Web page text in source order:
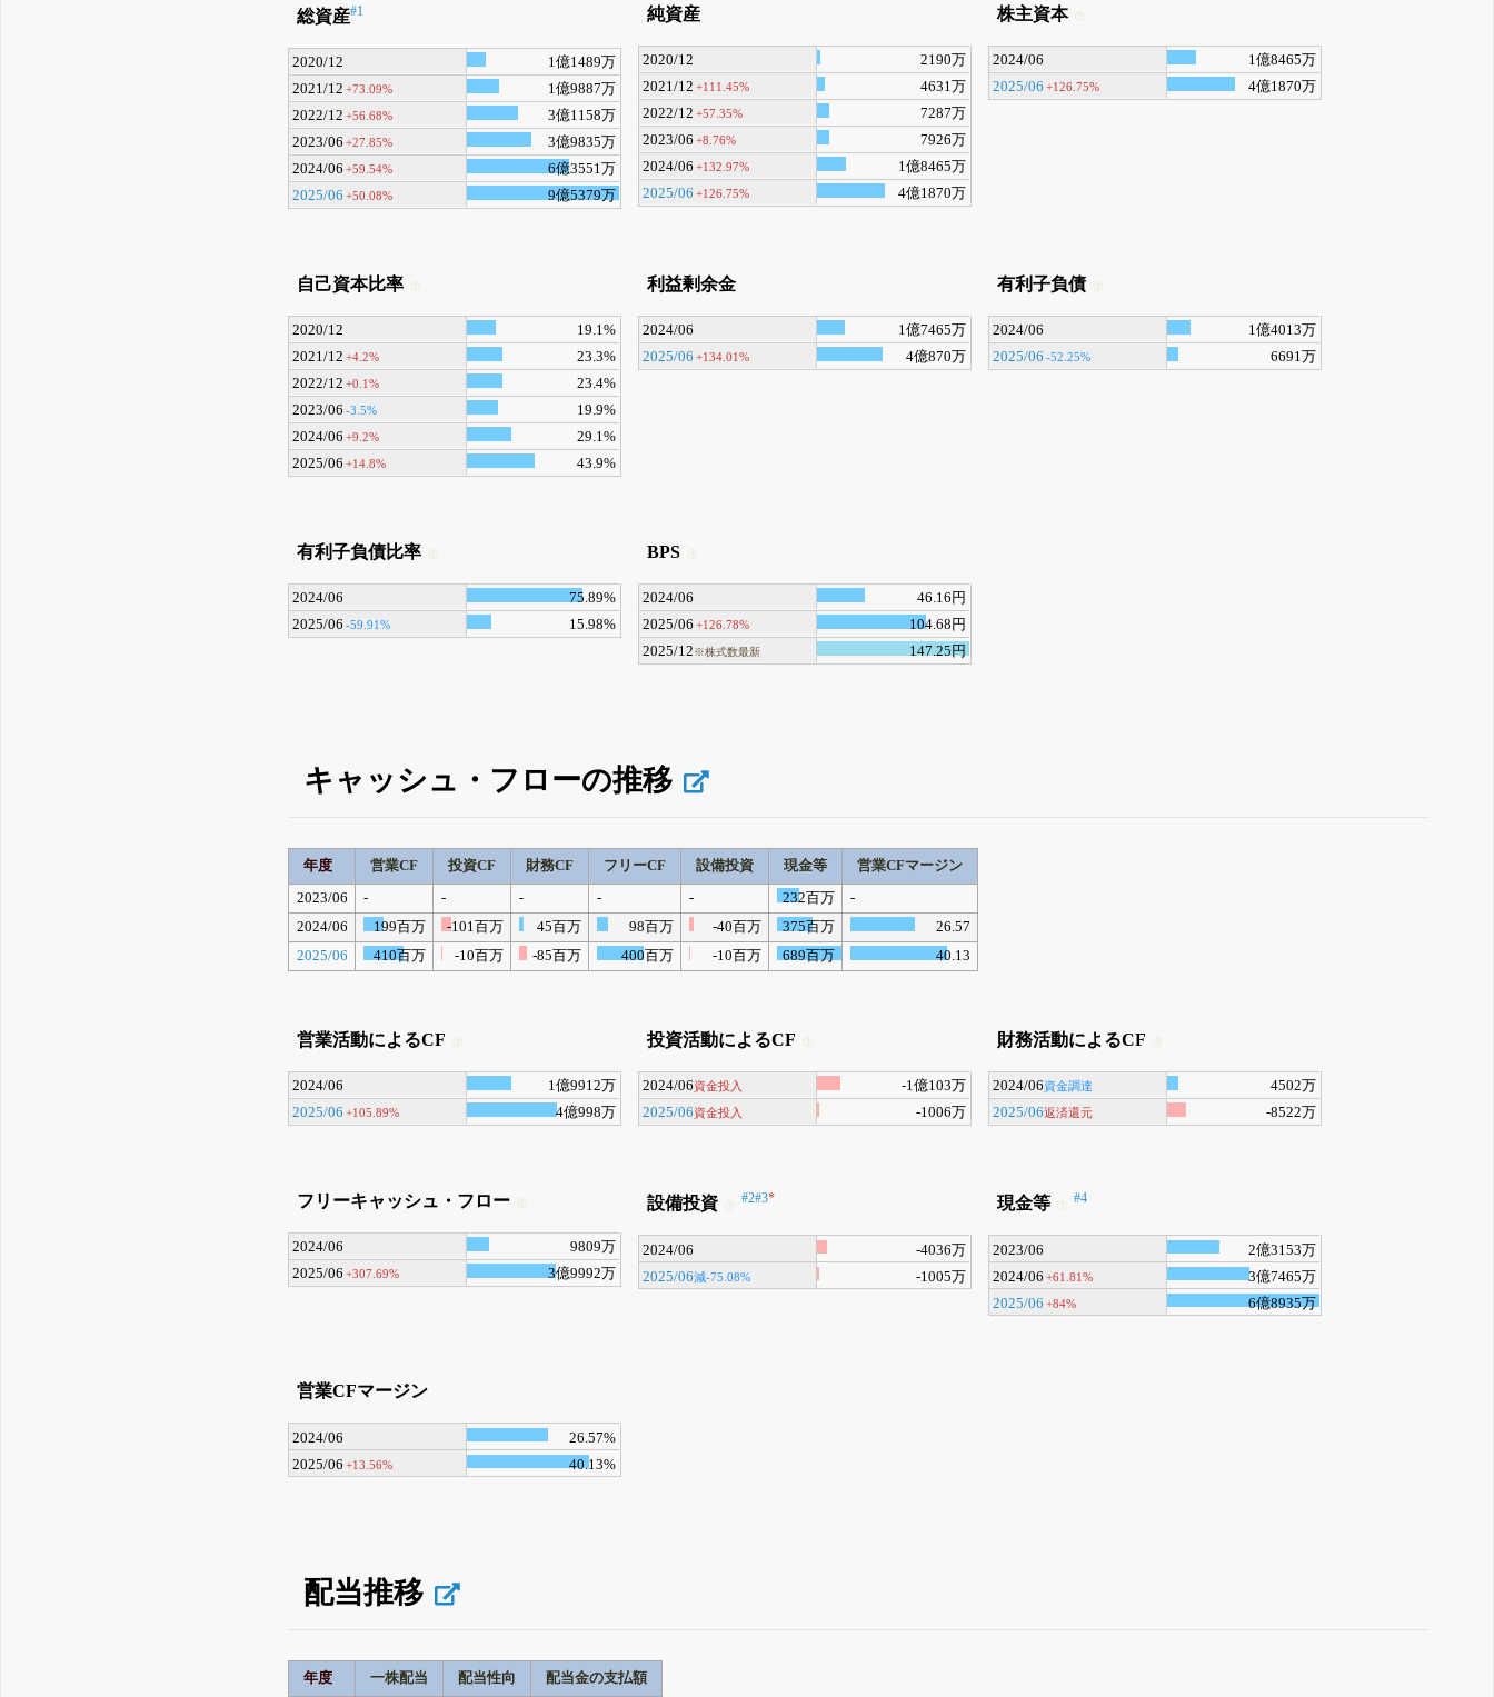
総資産#1
2020/12
1億1489万
2021/12 +73.09%
1億9887万
2022/12 +56.68%
3億1158万
2023/06 +27.85%
3億9835万
2024/06 +59.54%
6億3551万
2025/06 +50.08% 9億5379万
純資産
2020/12
2190万
2021/12 +111.45%
4631万
2022/12 +57.35%
7287万
2023/06 +8.76%
7926万
2024/06 +132.97%
1億8465万
2025/06 +126.75% 4億1870万
株主資本
2024/06
1億8465万
2025/06 +126.75% 4億1870万
自己資本比率
2020/12
19.1%
2021/12 +4.2%
23.3%
2022/12 +0.1%
23.4%
2023/06 -3.5%
19.9%
2024/06 +9.2%
29.1%
2025/06 +14.8% 43.9%
利益剰余金
2024/06
1億7465万
2025/06 +134.01% 4億870万
有利子負債
2024/06
1億4013万
2025/06 -52.25% 6691万
有利子負債比率
2024/06
75.89%
2025/06 -59.91% 15.98%
BPS
2024/06
46.16円
2025/06 +126.78%
104.68円
2025/12※株式数最新 147.25円
キャッシュ・フローの推移
年度 営業CF 投資CF 財務CF フリーCF 設備投資 現金等 営業CFマージン
2023/06 - - - - - 232百万
-
2024/06
199百万 -101百万 45百万 98百万 -40百万 375百万
26.57
2025/06
410百万 -10百万 -85百万 400百万 -10百万 689百万 40.13
営業活動によるCF
2024/06
1億9912万
2025/06 +105.89% 4億998万
投資活動によるCF
2024/06資金投入
-1億103万
2025/06資金投入 -1006万
財務活動によるCF
2024/06資金調達
4502万
2025/06返済還元 -8522万
フリーキャッシュ・フロー
2024/06
9809万
2025/06 +307.69% 3億9992万
設備投資 #2#3*
2024/06
-4036万
2025/06減-75.08% -1005万
現金等 #4
2023/06
2億3153万
2024/06 +61.81%
3億7465万
2025/06 +84% 6億8935万
営業CFマージン
2024/06
26.57%
2025/06 +13.56% 40.13%
配当推移
年度 一株配当 配当性向 配当金の支払額